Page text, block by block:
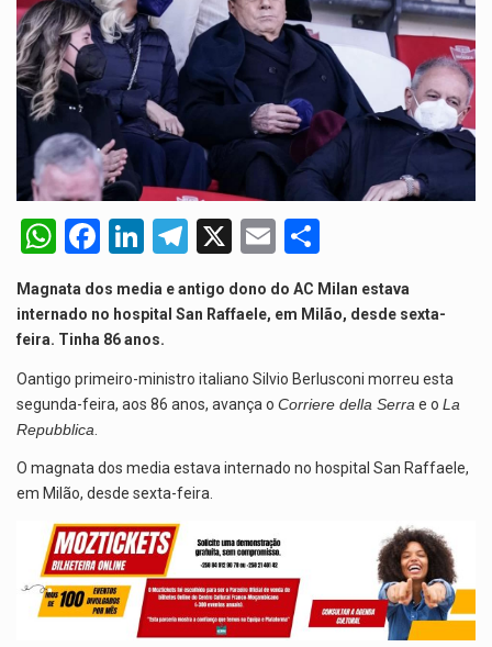
A nova legislação estabelece um prazo de 180 dias para…
O Departamento de Estado norte-americano confirmou que cidadãos dos Estados…
A final coloca frente a frente duas equipas que chegaram…
A descoberta representa um marco para a astronomia moderna. Embora…
De acordo com as autoridades de saúde da Faixa de…
W
at
s
A
p
p
F
ce
b
o
o
Li
n
ke
dI
n
T
el
e
a
m
X
E
m
ail
h
ar
Magnata dos media e antigo dono do AC Milan estava
internado no hospital San Raffaele, em Milão, desde sexta-
feira. Tinha 86 anos.
Oantigo primeiro-ministro italiano Silvio Berlusconi morreu esta
segunda-feira, aos 86 anos, avança o Corriere della Serra e o La
Repubblica
O magnata dos media estava internado no hospital San Raffaele,
em Milão, desde sexta-feira.